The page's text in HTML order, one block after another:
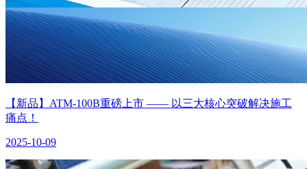
【新品】ATM-100B重磅上市 —— 以三大核心突破解决施工
痛点！
2025-10-09